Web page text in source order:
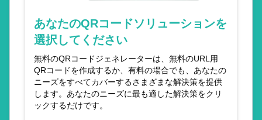
あなたのQRコードソリューションを
選択してください
無料のQRコードジェネレーターは、無料のURL用
QRコードを作成するか、有料の場合でも、あなたの
ニーズをすべてカバーするさまざまな解決策を提供
します。あなたのニーズに最も適した解決策をクリ
ックするだけです。